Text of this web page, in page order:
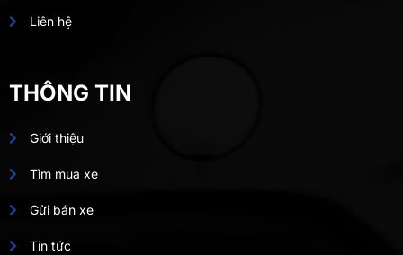
Liên hệ
THÔNG TIN
Giới thiệu
Tìm mua xe
Gửi bán xe
Tin tức